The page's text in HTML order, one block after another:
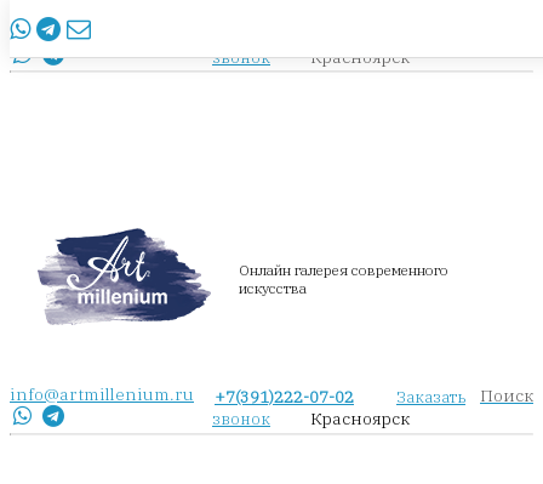
info@artmillenium.ru
звонок
Красноярск
Онлайн галерея современного
искусства
info@artmillenium.ru +7(391)222-07-02
Заказать
звонок
Красноярск
Поиск